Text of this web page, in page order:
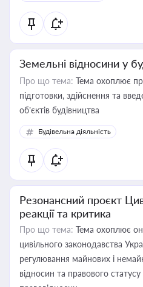
Земельні відносини у
Про що тема: Тема охоплює
підготовки, здійснення та
об’єктів будівництва
Будівельна діяльність
Резонансний проєкт
реакції та критика
Про що тема: Тема охоплює
цивільного законодавства
регулювання майнових і
відносин та правового статусу